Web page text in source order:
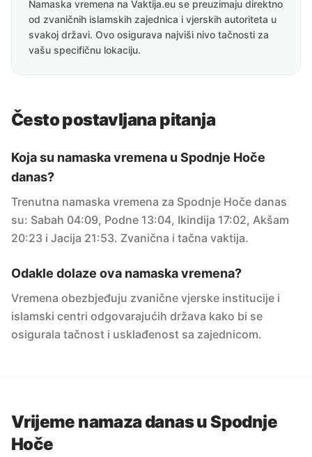
Namaska vremena na Vaktija.eu se preuzimaju direktno
od zvaničnih islamskih zajednica i vjerskih autoriteta u
svakoj državi. Ovo osigurava najviši nivo tačnosti za
vašu specifičnu lokaciju.
Često postavljana pitanja
Koja su namaska vremena u Spodnje Hoče
danas?
Trenutna namaska vremena za Spodnje Hoče danas
su: Sabah 04:09, Podne 13:04, Ikindija 17:02, Akšam
20:23 i Jacija 21:53. Zvanična i tačna vaktija.
Odakle dolaze ova namaska vremena?
Vremena obezbjeđuju zvanične vjerske institucije i
islamski centri odgovarajućih država kako bi se
osigurala tačnost i usklađenost sa zajednicom.
Vrijeme namaza danas u Spodnje
Hoče